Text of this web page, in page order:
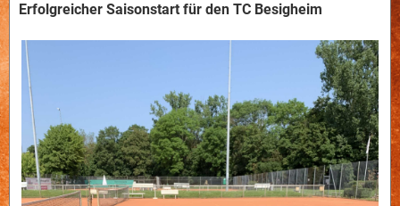
Erfolgreicher Saisonstart für den TC Besigheim